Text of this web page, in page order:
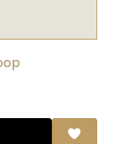
mm aantal